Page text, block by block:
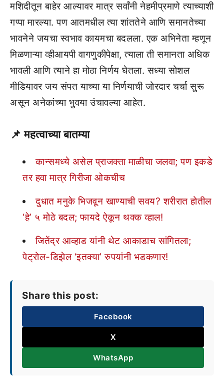
मशिदीतून बाहेर आल्यावर मात्र सर्वांनी नेहमीप्रमाणे त्याच्याशी
गप्पा मारल्या. पण आतमधील त्या शांततेने आणि समानतेच्या
भावनेने जयचा स्वभाव कायमचा बदलला. एक अभिनेता म्हणून
मिळणाऱ्या व्हीआयपी वागणुकीपेक्षा, त्याला ती समानता अधिक
भावली आणि त्याने हा मोठा निर्णय घेतला. सध्या सोशल
मीडियावर जय संपत याच्या या निर्णयाची जोरदार चर्चा सुरू
असून अनेकांच्या भुवया उंचावल्या आहेत.
📌महत्वाच्या बातम्या
कान्समध्ये असेल प्राजक्ता माळीचा जलवा; पण इकडे
तर हवा मात्र गिरीजा ओकचीच
दुधात मनुके भिजवून खाण्याची सवय? शरीरात होतील
‘हे’ ५ मोठे बदल; फायदे ऐकून थक्क व्हाल!
जितेंद्र आव्हाड यांनी थेट आकाडाच सांगितला;
पेट्रोल-डिझेल ‘इतक्या’ रुपयांनी भडकणार!
Share this post:
Facebook
X
WhatsApp